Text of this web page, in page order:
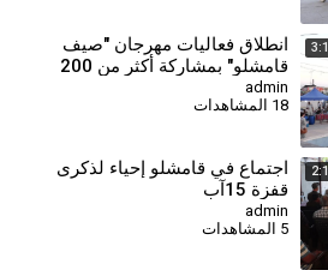
انطلاق فعاليات مهرجان "صيف
قامشلو" بمشاركة أكثر من 200
شركة
admin
18 المشاهدات
اجتماع في قامشلو إحياء لذكرى
قفزة 15آب
admin